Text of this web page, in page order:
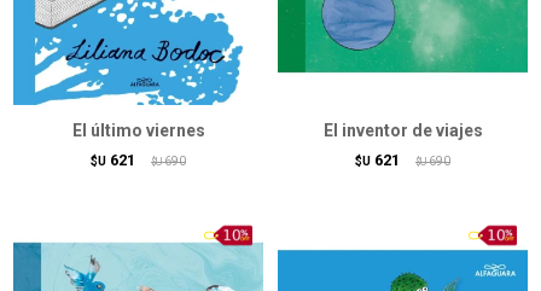
El último viernes
$U 621 $U 690
El inventor de viajes
$U 621 $U 690